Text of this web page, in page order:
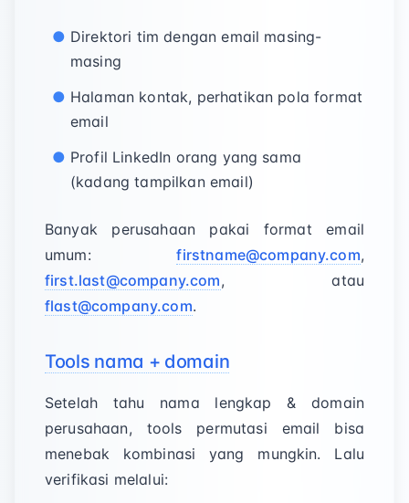
Direktori tim dengan email masing-
masing
Halaman kontak, perhatikan pola format
email
Profil LinkedIn orang yang sama
(kadang tampilkan email)
Banyak perusahaan pakai format email
umum:firstname@company.com,
first.last@company.com, atau
flast@company.com.
Tools nama + domain
Setelah tahu nama lengkap & domain
perusahaan, tools permutasi email bisa
menebak kombinasi yang mungkin. Lalu
verifikasi melalui: